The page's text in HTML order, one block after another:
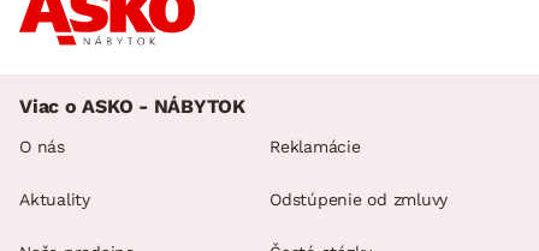
Viac o ASKO - NÁBYTOK
O nás
Aktuality
Reklamácie
Odstúpenie od zmluvy